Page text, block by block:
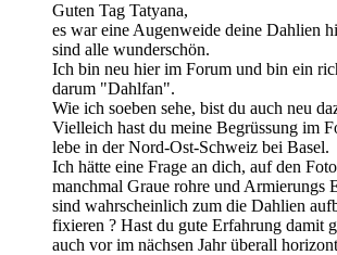
Guten Tag Tatyana,
es war eine Augenweide deine Dahlien
sind alle wunderschön.
Ich bin neu hier im Forum und bin ein
darum "Dahlfan".
Wie ich soeben sehe, bist du auch neu
Vielleich hast du meine Begrüssung im
lebe in der Nord-Ost-Schweiz bei Basel.
Ich hätte eine Frage an dich, auf den
manchmal Graue rohre und Armierungs
sind wahrscheinlich zum die Dahlien
fixieren ? Hast du gute Erfahrung damit
auch vor im nächsen Jahr überall